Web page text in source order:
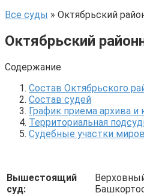
Все суды » Октябрьский
Октябрьский
Содержание
Состав Октябрьского
Состав судей
График приема архива и
Территориальная
Судебные участки
Вышестоящий
суд: